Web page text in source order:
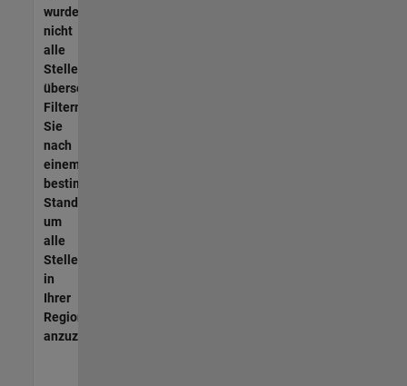
wurden
nicht
alle
Stellen
übersetzt.
Filtern
Sie
nach
einem
bestimmten
Standort,
um
alle
Stellenangebote
in
Ihrer
Region
anzuzeigen.